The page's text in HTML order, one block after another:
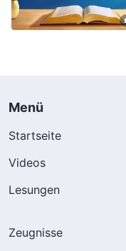
Menü
Startseite
Videos
Lesungen
Zeugnisse